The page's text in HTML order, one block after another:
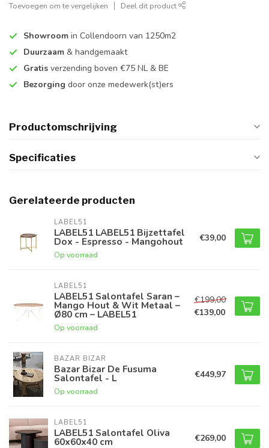
Toevoegen om te vergelijken Deel dit product
Showroom in Collendoorn van 1250m2
Duurzaam & handgemaakt
Gratis verzending boven €75 NL & BE
Bezorging door onze medewerk(st)ers
Productomschrijving
Specificaties
Gerelateerde producten
LABEL51
LABEL51 LABEL51 Bijzettafel
Dox - Espresso - Mangohout
Op voorraad
€39,00
LABEL51
LABEL51 Salontafel Saran –
Mango Hout & Wit Metaal –
Ø80 cm – LABEL51
Op voorraad
€199,00
€139,00
BAZAR BIZAR
Bazar Bizar De Fusuma
Salontafel - L
Op voorraad
€449,97
LABEL51
LABEL51 Salontafel Oliva
60x60x40 cm €269,00